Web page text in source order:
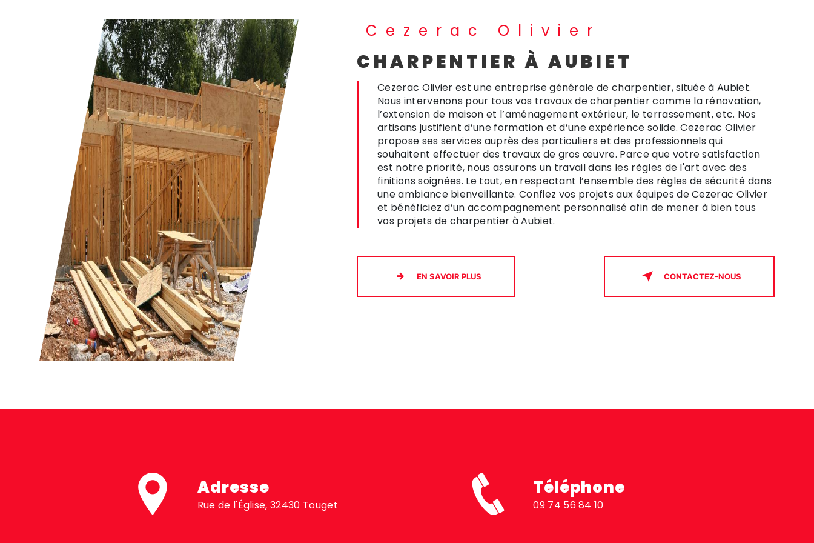
Cezerac Olivier
CHARPENTIER À AUBIET
Cezerac Olivier est une entreprise générale de charpentier, située à Aubiet.
Nous intervenons pour tous vos travaux de charpentier comme la rénovation,
l’extension de maison et l’aménagement extérieur, le terrassement, etc. Nos
artisans justifient d’une formation et d’une expérience solide. Cezerac Olivier
propose ses services auprès des particuliers et des professionnels qui
souhaitent effectuer des travaux de gros œuvre. Parce que votre satisfaction
est notre priorité, nous assurons un travail dans les règles de l'art avec des
finitions soignées. Le tout, en respectant l’ensemble des règles de sécurité dans
une ambiance bienveillante. Confiez vos projets aux équipes de Cezerac Olivier
et bénéficiez d’un accompagnement personnalisé afin de mener à bien tous
vos projets de charpentier à Aubiet.
EN SAVOIR PLUS CONTACTEZ-NOUS
Adresse
Rue de l'Église, 32430 Touget
Téléphone
09 74 56 84 10